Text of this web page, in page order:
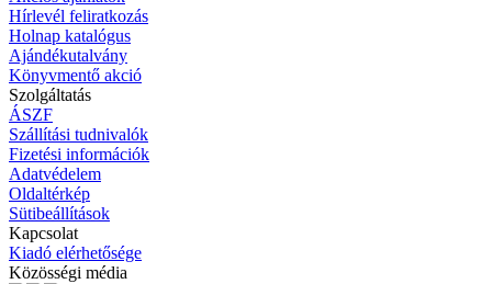
Hírlevél feliratkozás
Holnap katalógus
Ajándékutalvány
Könyvmentő akció
Szolgáltatás
ÁSZF
Szállítási tudnivalók
Fizetési információk
Adatvédelem
Oldaltérkép
Sütibeállítások
Kapcsolat
Kiadó elérhetősége
Közösségi média